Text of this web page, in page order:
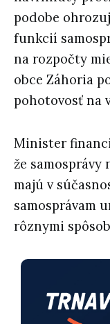
podobe
funkcií
na rozpočty
obce Záhoria
pohotovosť na
Minister
že samosprávy
majú v
samosprávam
rôznymi